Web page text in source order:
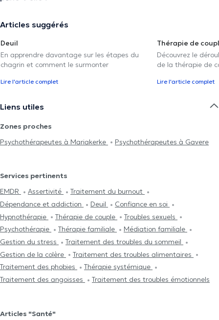
Articles suggérés
Deuil
En apprendre davantage sur les étapes du
chagrin et comment le surmonter
Lire l'article complet
Thérapie de
Découvrez le
de la thérapie de
Lire l'article complet
Liens utiles
Zones proches
Psychothérapeutes à Mariakerke
Psychothérapeutes à Gavere
Services pertinents
EMDR
Assertivité
Traitement du burnout
Dépendance et addiction
Deuil
Confiance en soi
Hypnothérapie
Thérapie de couple
Troubles sexuels
Psychothérapie
Thérapie familiale
Médiation familiale
Gestion du stress
Traitement des troubles du sommeil
Gestion de la colère
Traitement des troubles alimentaires
Traitement des phobies
Thérapie systémique
Traitement des angoisses
Traitement des troubles émotionnels
Articles "Santé"